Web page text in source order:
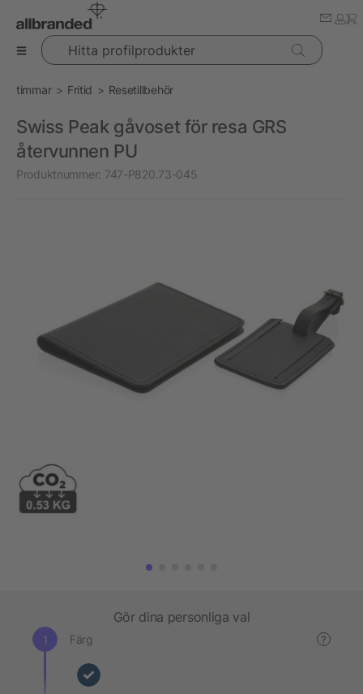
Hitta profilprodukter
timmar Fritid Resetillbehör
Swiss Peak gåvoset för resa GRS
återvunnen PU
Produktnummer: 747-P820.73-045
Gör dina personliga val
Färg ?